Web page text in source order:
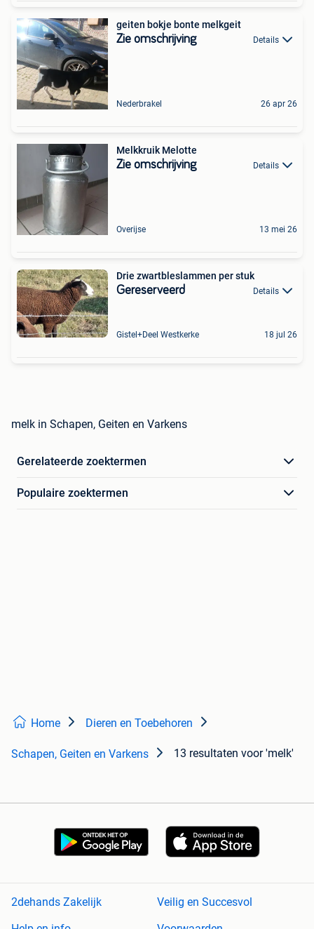
geiten bokje bonte melkgeit
Zie omschrijving Details
Nederbrakel 26 apr 26
Melkkruik Melotte
Zie omschrijving Details
Overijse 13 mei 26
Drie zwartbleslammen per stuk
Gereserveerd Details
Gistel+Deel Westkerke 18 jul 26
melk in Schapen, Geiten en Varkens
Gerelateerde zoektermen
Populaire zoektermen
Home Dieren en Toebehoren
Schapen, Geiten en Varkens 13 resultaten voor 'melk'
2dehands Zakelijk
Veilig en Succesvol